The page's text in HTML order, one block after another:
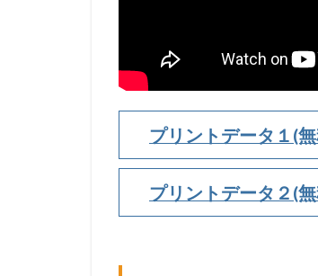
イ
視
で
説
明
プリントデータ１(
プリントデータ２(